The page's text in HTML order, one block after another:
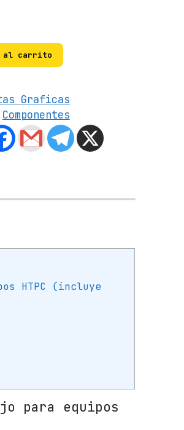
al carrito
Graficas
Componentes
HTPC (incluye
para equipos